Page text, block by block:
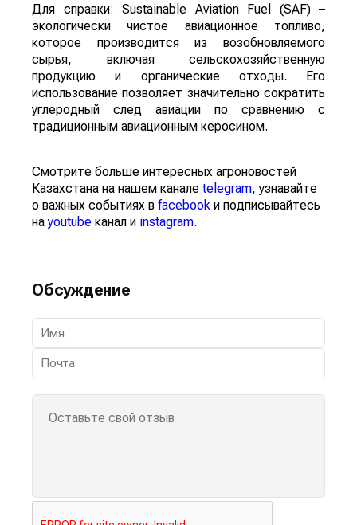
Для справки: Sustainable Aviation Fuel (SAF) –
экологически чистое авиационное топливо,
которое производится из возобновляемого
сырья, включая сельскохозяйственную
продукцию и органические отходы. Его
использование позволяет значительно сократить
углеродный след авиации по сравнению с
традиционным авиационным керосином.
Смотрите больше интересных агроновостей
Казахстана на нашем канале telegram, узнавайте
о важных событиях в facebook и подписывайтесь
наyoutube канал и instagram.
Обсуждение